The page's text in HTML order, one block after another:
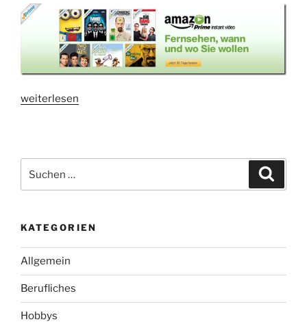
„Unbegrenztes
und
TV-
Amazon
Instant
Video
und
Prime
als
weiterlesen
nach:
KATEGORIEN
Allgemein
Berufliches
Hobbys